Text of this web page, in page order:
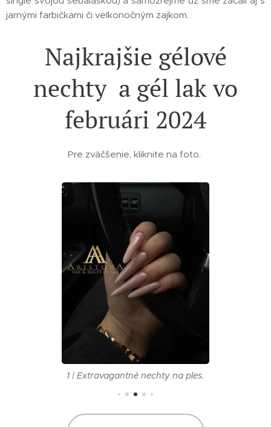
jarnými farbičkami či veľkonočným zajkom.
Najkrajšie gélové
nechty a gél lak vo
februári 2024
Pre zväčšenie, kliknite na foto.
1 | Extravagantné nechty na ples.